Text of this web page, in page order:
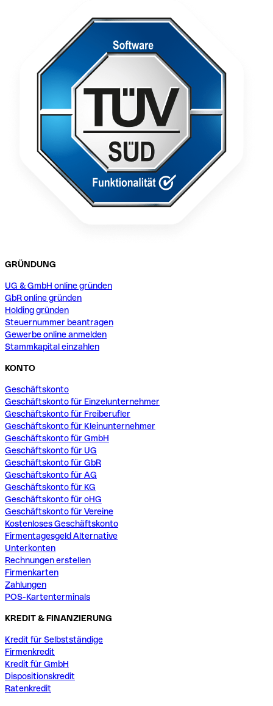
GRÜNDUNG
UG & GmbH online gründen
GbR online gründen
Holding gründen
Steuernummer beantragen
Gewerbe online anmelden
Stammkapital einzahlen
KONTO
Geschäftskonto
Geschäftskonto für Einzelunternehmer
Geschäftskonto für Freiberufler
Geschäftskonto für Kleinunternehmer
Geschäftskonto für GmbH
Geschäftskonto für UG
Geschäftskonto für GbR
Geschäftskonto für AG
Geschäftskonto für KG
Geschäftskonto für oHG
Geschäftskonto für Vereine
Kostenloses Geschäftskonto
Firmentagesgeld Alternative
Unterkonten
Rechnungen erstellen
Firmenkarten
Zahlungen
POS-Kartenterminals
KREDIT & FINANZIERUNG
Kredit für Selbstständige
Firmenkredit
Kredit für GmbH
Dispositionskredit
Ratenkredit